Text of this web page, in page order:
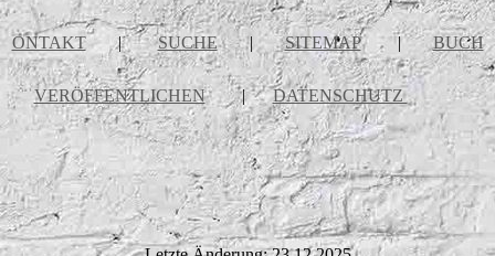
ONTAKT | SUCHE | SITEMAP | BUCH
VERÖFFENTLICHEN | DATENSCHUTZ